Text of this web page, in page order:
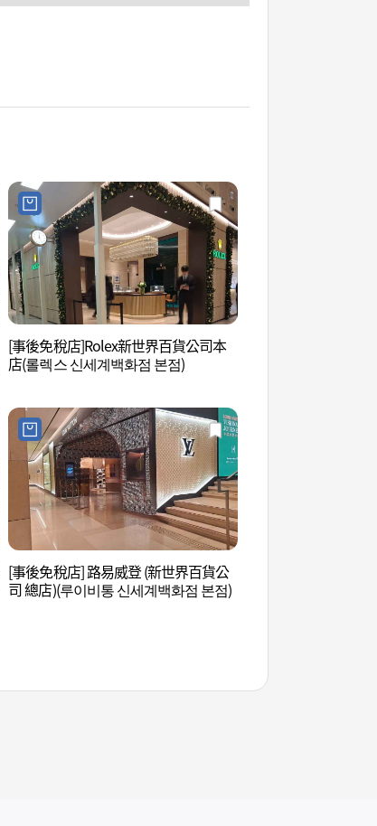
[事後免稅店]Rolex新世界百貨公司本
店(롤렉스 신세계백화점 본점)
[事後免稅店] 路易威登 (新世界百貨公
司 總店)(루이비통 신세계백화점 본점)